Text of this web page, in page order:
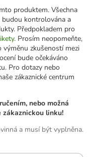
produktem. Všechna
budou kontrolována a
Předpokladem pro
. Prosím neopomeňte,
zkušeností mezi
bude očekáváno
Pro dotazy nebo
zákaznické centrum
nebo možná
linku!
a musí být vyplněna.